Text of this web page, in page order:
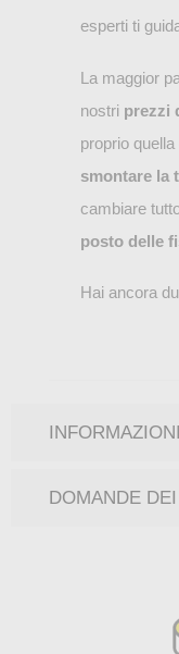
esperti ti
La maggior
nostri prezzi
proprio
smontare la
cambiare
posto delle
Hai ancora
DOMANDE